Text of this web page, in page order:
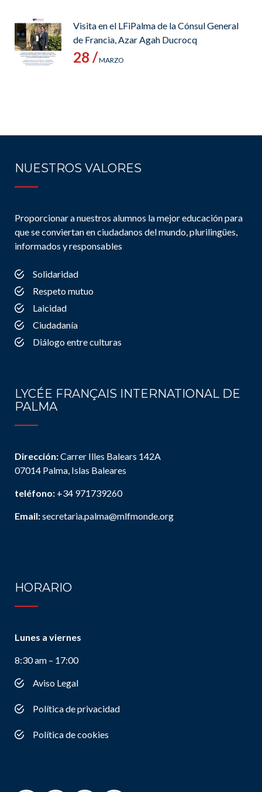
Visita en el LFiPalma de la Cónsul General
de Francia, Azar Agah Ducrocq
28 /MARZO
NUESTROS VALORES
Proporcionar a nuestros alumnos la mejor educación para
que se conviertan en ciudadanos del mundo, plurilingües,
informados y responsables
Solidaridad
Respeto mutuo
Laicidad
Ciudadanía
Diálogo entre culturas
LYCÉE FRANÇAIS INTERNATIONAL DE
PALMA
Dirección:Carrer Illes Balears 142A
07014 Palma, Islas Baleares
teléfono: +34 971739260
Email:secretaria.palma@mlfmonde.org
HORARIO
Lunes a viernes
8:30 am – 17:00
Aviso Legal
Política de privacidad
Política de cookies